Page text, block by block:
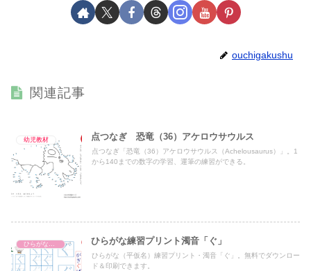
ouchigakushu
関連記事
幼児教材 点つなぎ 恐竜（36）アケロウサウルス
点つなぎ「恐竜（36）アケロウサウルス（Achelousaurus）」。1
から140までの数字の学習、運筆の練習ができる。
ひらがな練習プリント濁音「ぐ」
ひらがな（平仮名）練習プリント・濁音「ぐ」。無料でダウンロー
ド＆印刷できます。